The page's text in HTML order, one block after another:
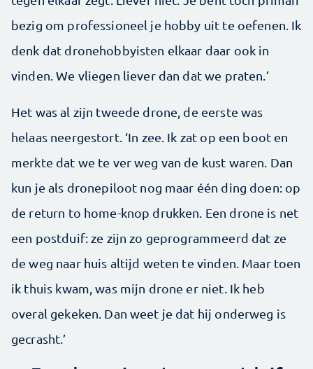
bezig om professioneel je hobby uit te oefenen. Ik
denk dat dronehobbyisten elkaar daar ook in
vinden. We vliegen liever dan dat we praten.’
Het was al zijn tweede drone, de eerste was
helaas neer­gestort. ‘In zee. Ik zat op een boot en
merkte dat we te ver weg van de kust waren. Dan
kun je als dronepiloot nog maar één ding doen: op
de return to home-knop drukken. Een drone is net
een postduif: ze zijn zo geprogrammeerd dat ze
de weg naar huis altijd weten te vinden. Maar toen
ik thuis kwam, was mijn drone er niet. Ik heb
overal gekeken. Dan weet je dat hij onderweg is
gecrasht.’